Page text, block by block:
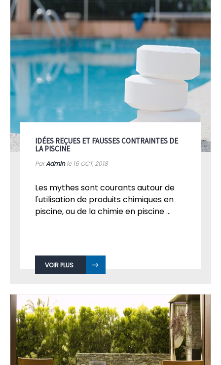
IDÉES REÇUES ET FAUSSES CONTRAINTES DE
LA PISCINE
ParAdminle 16 OCT, 2018
Les mythes sont courants autour de
l'utilisation de produits chimiques en
piscine, ou de la chimie en piscine ...
VOIR PLUS